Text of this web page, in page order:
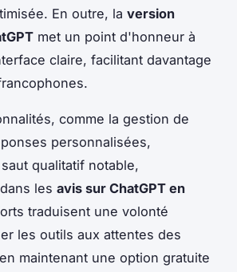
En outre, la version
met un point d'honneur à
claire, facilitant davantage
comme la gestion de
personnalisées,
qualitatif notable,
les avis sur ChatGPT en
traduisent une volonté
les outils aux attentes des
maintenant une option gratuite